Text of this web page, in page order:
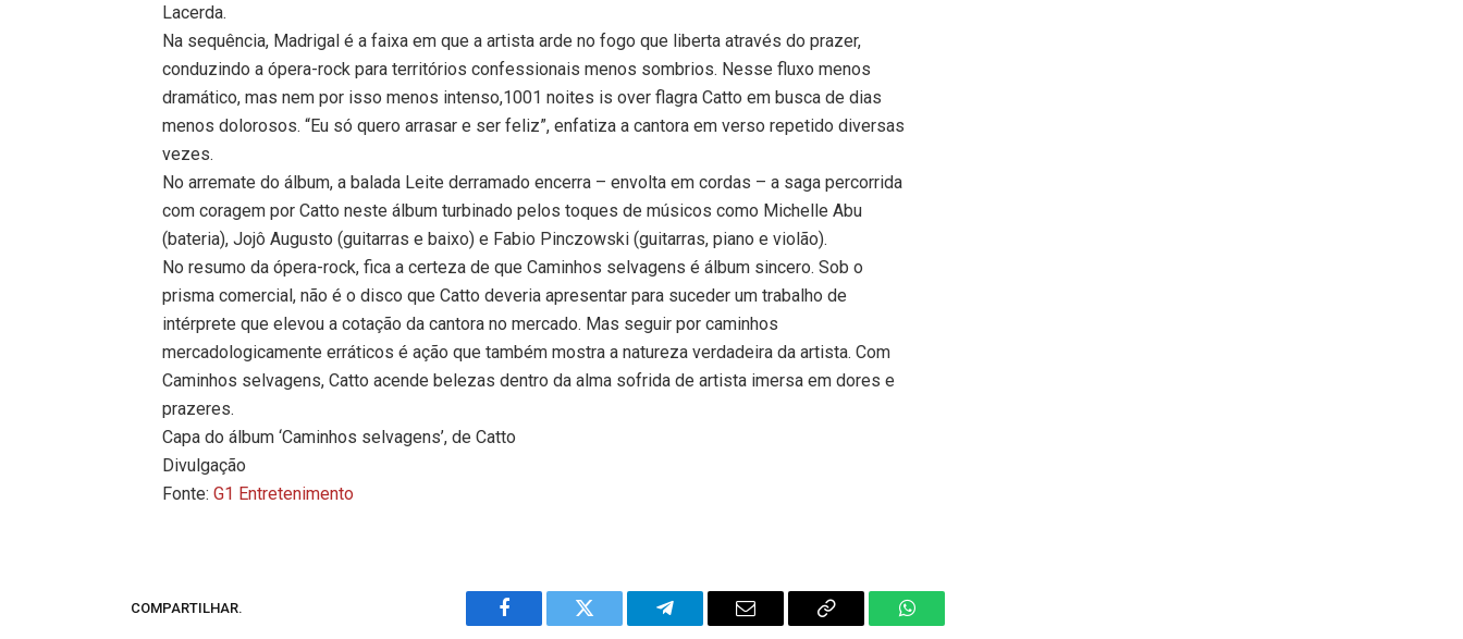
Lacerda.
Na sequência, Madrigal é a faixa em que a artista arde no fogo que liberta através do prazer,
conduzindo a ópera-rock para territórios confessionais menos sombrios. Nesse fluxo menos
dramático, mas nem por isso menos intenso,1001 noites is over flagra Catto em busca de dias
menos dolorosos. “Eu só quero arrasar e ser feliz”, enfatiza a cantora em verso repetido diversas
vezes.
No arremate do álbum, a balada Leite derramado encerra – envolta em cordas – a saga percorrida
com coragem por Catto neste álbum turbinado pelos toques de músicos como Michelle Abu
(bateria), Jojô Augusto (guitarras e baixo) e Fabio Pinczowski (guitarras, piano e violão).
No resumo da ópera-rock, fica a certeza de que Caminhos selvagens é álbum sincero. Sob o
prisma comercial, não é o disco que Catto deveria apresentar para suceder um trabalho de
intérprete que elevou a cotação da cantora no mercado. Mas seguir por caminhos
mercadologicamente erráticos é ação que também mostra a natureza verdadeira da artista. Com
Caminhos selvagens, Catto acende belezas dentro da alma sofrida de artista imersa em dores e
prazeres.
Capa do álbum ‘Caminhos selvagens’, de Catto
Divulgação
Fonte:G1 Entretenimento
COMPARTILHAR.
Facebook Twitter Telegram Email
Copy
WhatsApp